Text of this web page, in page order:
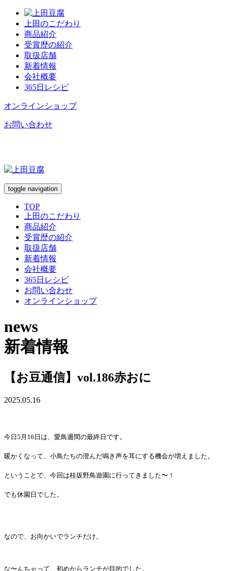
上田のこだわり
商品紹介
受賞歴の紹介
取扱店舗
新着情報
会社概要
365日レシピ
オンラインショップ
お問い合わせ
toggle navigation
TOP
上田のこだわり
商品紹介
受賞歴の紹介
取扱店舗
新着情報
会社概要
365日レシピ
お問い合わせ
オンラインショップ
news
新着情報
【お豆通信】vol.186赤おに
2025.05.16
今日5月16日は、愛鳥週間の最終日です。
暖かくなって、小鳥たちの澄んだ鳴き声を耳にする機会が増えました。
ということで、今回は桂坂野鳥遊園に行ってきました〜！
でも休園日でした。
なので、お向かいでランチだけ。
な〜んちゃって、初めからランチが目的でした。